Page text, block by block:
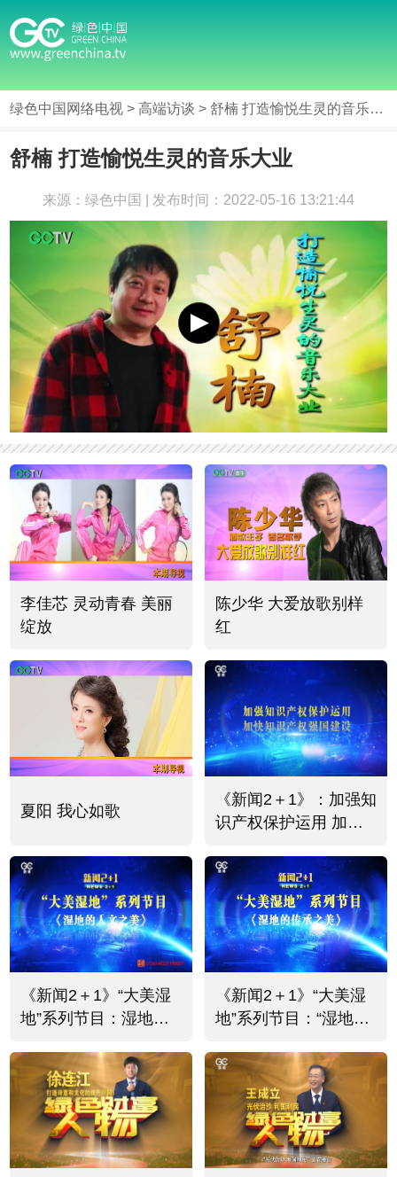
绿色中国网络电视 >高端访谈 > 舒楠 打造愉悦生灵的音乐大业
舒楠 打造愉悦生灵的音乐大业
来源：绿色中国 | 发布时间：2022-05-16 13:21:44
李佳芯 灵动青春 美丽
绽放
陈少华 大爱放歌别样
红
夏阳 我心如歌
《新闻2＋1》：加强知
识产权保护运用 加快
《新闻2＋1》“大美湿
地”系列节目：湿地的
《新闻2＋1》“大美湿
地”系列节目：“湿地的